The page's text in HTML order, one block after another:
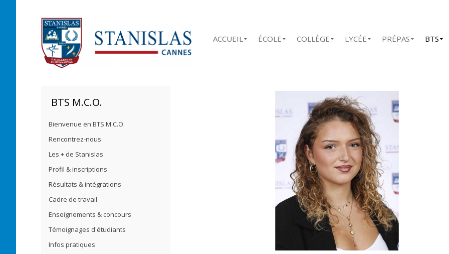
ACCUEIL ÉCOLE COLLÈGE LYCÉE PRÉPAS BTS
BTS M.C.O.
Bienvenue en BTS M.C.O.
Rencontrez-nous
Les + de Stanislas
Profil & inscriptions
Résultats & intégrations
Cadre de travail
Enseignements & concours
Témoignages d'étudiants
Infos pratiques